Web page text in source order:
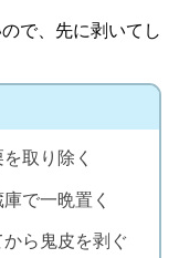
で、先に剥いてし
取り除く
で一晩置く
ら鬼皮を剥ぐ